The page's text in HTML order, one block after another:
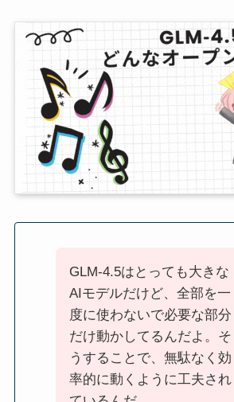
GLM‑4.5はとっても大きな
AIモデルだけど、全部を一
度に使わないで必要な部分
だけ動かしてるんだよ。そ
うすることで、無駄なく効
率的に動くように工夫され